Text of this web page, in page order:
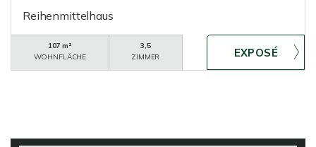
Reihenmittelhaus
107 m²
WOHNFLÄCHE
3,5
ZIMMER